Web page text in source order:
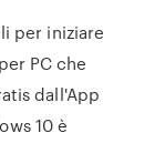
per iniziare
PC che
dall'App
10 è